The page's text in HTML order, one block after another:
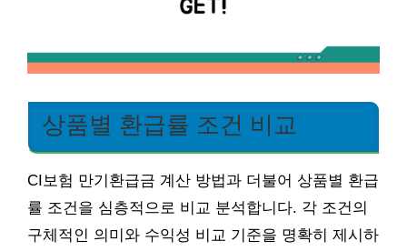
상품별 환급률 조건 비교
CI보험 만기환급금 계산 방법과 더불어 상품별 환급
률 조건을 심층적으로 비교 분석합니다. 각 조건의
구체적인 의미와 수익성 비교 기준을 명확히 제시하